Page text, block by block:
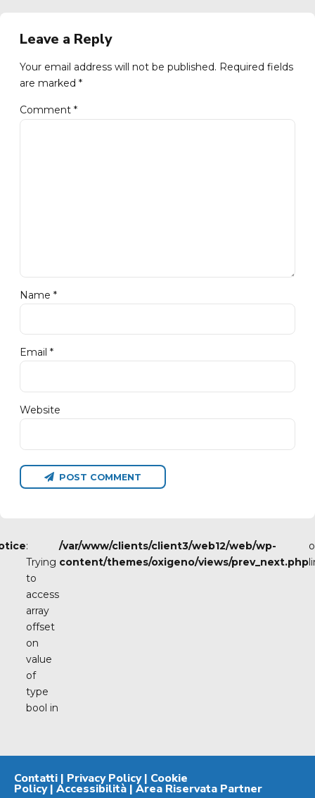
Leave a Reply
Your email address will not be published. Required fields
are marked *
Comment *
Name *
Email *
Website
POST COMMENT
:
Trying
to
access
array
offset
on
value
of
type
bool in
/var/www/clients/client3/web12/web/wp-
content/themes/oxigeno/views/prev_next.php
Contatti | Privacy Policy| Cookie
Policy| Accessibilità | Area Riservata Partner